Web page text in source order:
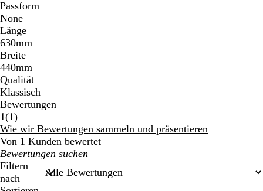
Passform
None
Länge
630mm
Breite
440mm
Qualität
Klassisch
Bewertungen
1(11
Bewertungen
)
Wie wir Bewertungen sammeln und präsentieren
Von 1 Kunden bewertet
Meine
Sucheingaben
Filtern
nach